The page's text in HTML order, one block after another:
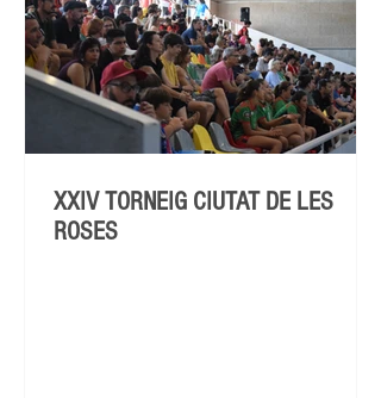
XXIV TORNEIG CIUTAT DE LES
ROSES